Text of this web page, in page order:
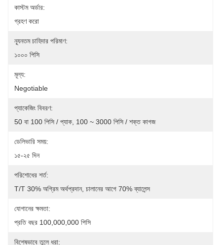
কাস্টম অর্ডার:
গ্রহণ করো
ন্যূনতম চাহিদার পরিমাণ:
১০০০ পিসি
মূল্য:
Negotiable
প্যাকেজিং বিবরণ:
50 বা 100 পিসি / প্যাক, 100 ~ 3000 পিসি / শক্ত কাগজ
ডেলিভারি সময়:
১৫-২৫ দিন
পরিশোধের শর্ত:
T/T 30% অগ্রিম অর্থপ্রদান, চালানের আগে 70% ব্যালেন্স
যোগানের ক্ষমতা:
প্রতি বছর 100,000,000 পিসি
বিশেষভাবে তুলে ধরা: